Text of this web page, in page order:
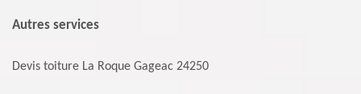
Autres services
Devis toiture La Roque Gageac 24250